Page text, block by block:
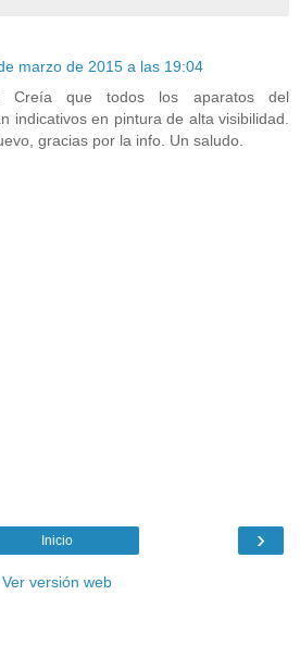
marzo de 2015 a las 19:04
Creía que todos los aparatos del
indicativos en pintura de alta visibilidad.
gracias por la info. Un saludo.
›
Inicio
Ver versión web